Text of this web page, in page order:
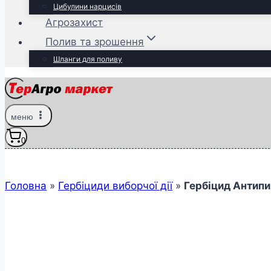
Цибулини нарцисів
Агрозахист
Полив та зрошення
Шланги для поливу
меню
0
Головна » Гербіциди виборчої дії» Гербіцид